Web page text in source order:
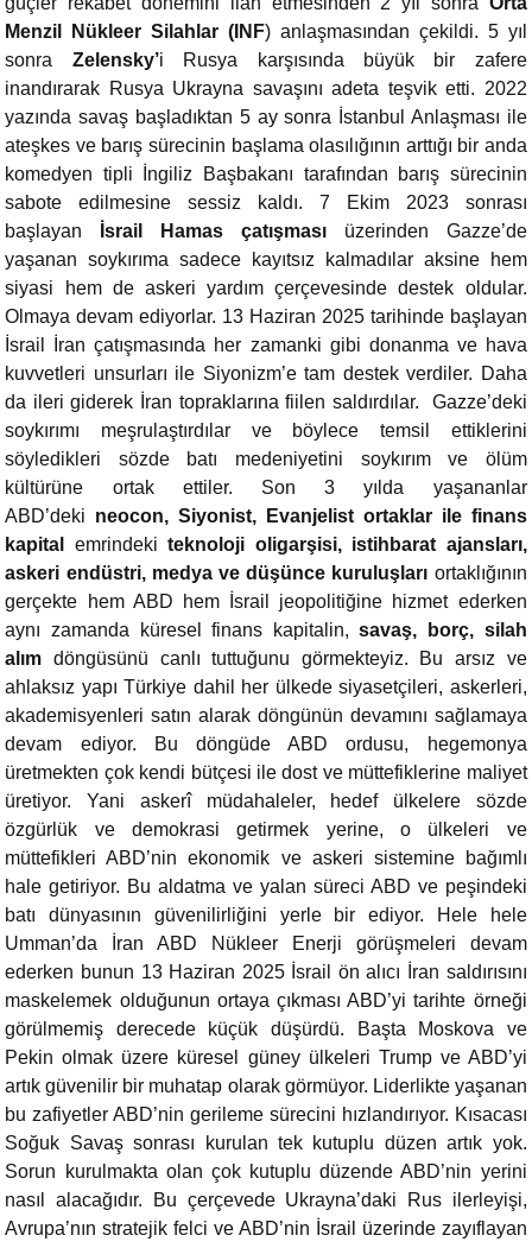
Menzil Nükleer Silahlar (INF) anlaşmasından çekildi. 5 yıl
sonra Zelensky’i Rusya karşısında büyük bir zafere
inandırarak Rusya Ukrayna savaşını adeta teşvik etti. 2022
yazında savaş başladıktan 5 ay sonra İstanbul Anlaşması ile
ateşkes ve barış sürecinin başlama olasılığının arttığı bir anda
komedyen tipli İngiliz Başbakanı tarafından barış sürecinin
sabote edilmesine sessiz kaldı. 7 Ekim 2023 sonrası
başlayan
İsrail Hamas çatışması üzerinden Gazze’de
yaşanan soykırıma sadece kayıtsız kalmadılar aksine hem
siyasi hem de askeri yardım çerçevesinde destek oldular.
Olmaya devam ediyorlar. 13 Haziran 2025 tarihinde başlayan
İsrail İran çatışmasında her zamanki gibi donanma ve hava
kuvvetleri unsurları ile Siyonizm’e tam destek verdiler. Daha
da ileri giderek İran topraklarına fiilen saldırdılar. Gazze’deki
soykırımı meşrulaştırdılar ve böylece temsil ettiklerini
söyledikleri sözde batı medeniyetini soykırım ve ölüm
kültürüne ortak ettiler. Son 3 yılda yaşananlar
ABD’deki neocon, Siyonist, Evanjelist ortaklar ile finans
kapital emrindekiteknoloji oligarşisi, istihbarat ajansları,
askeri endüstri, medya ve düşünce kuruluşları ortaklığının
gerçekte hem ABD hem İsrail jeopolitiğine hizmet ederken
aynı zamanda küresel finans kapitalin,savaş, borç, silah
alımdöngüsünü canlı tuttuğunu görmekteyiz. Bu arsız ve
ahlaksız yapı Türkiye dahil her ülkede siyasetçileri, askerleri,
akademisyenleri satın alarak döngünün devamını sağlamaya
devam ediyor. Bu döngüde ABD ordusu, hegemonya
üretmekten çok kendi bütçesi ile dost ve müttefiklerine maliyet
üretiyor. Yani askerî müdahaleler, hedef ülkelere sözde
özgürlük ve demokrasi getirmek yerine, o ülkeleri ve
müttefikleri ABD’nin ekonomik ve askeri sistemine bağımlı
hale getiriyor. Bu aldatma ve yalan süreci ABD ve peşindeki
batı dünyasının güvenilirliğini yerle bir ediyor. Hele hele
Umman’da İran ABD Nükleer Enerji görüşmeleri devam
ederken bunun 13 Haziran 2025 İsrail ön alıcı İran saldırısını
maskelemek olduğunun ortaya çıkması ABD’yi tarihte örneği
görülmemiş derecede küçük düşürdü. Başta Moskova ve
Pekin olmak üzere küresel güney ülkeleri Trump ve ABD’yi
artık güvenilir bir muhatap olarak görmüyor. Liderlikte yaşanan
bu zafiyetler ABD’nin gerileme sürecini hızlandırıyor. Kısacası
Soğuk Savaş sonrası kurulan tek kutuplu düzen artık yok.
Sorun kurulmakta olan çok kutuplu düzende ABD’nin yerini
nasıl alacağıdır. Bu çerçevede Ukrayna’daki Rus ilerleyişi,
Avrupa’nın stratejik felci ve ABD’nin İsrail üzerinde zayıflayan